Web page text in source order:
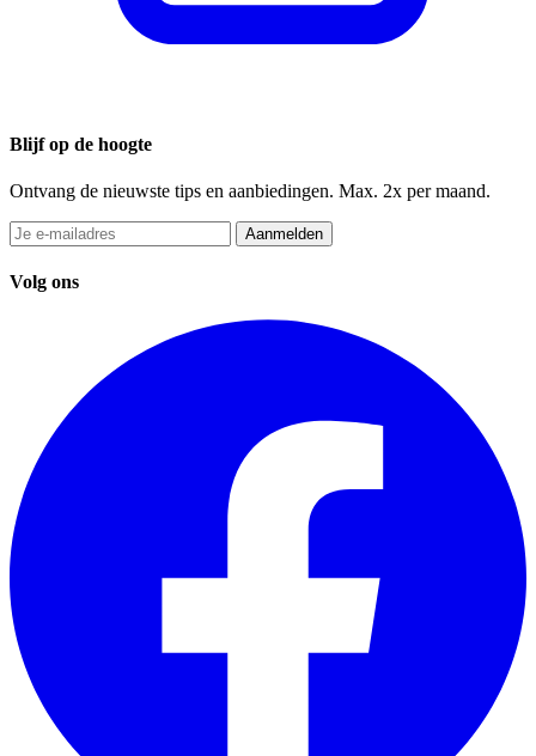
Blijf op de hoogte
Ontvang de nieuwste tips en aanbiedingen. Max. 2x per maand.
Aanmelden
Volg ons